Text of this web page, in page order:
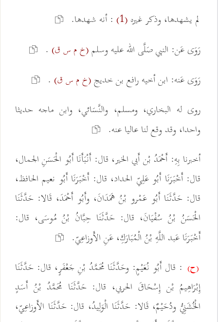
لم يشهدها، وذكر غيره(1)
: أنه شهدها.
رَوَى عَن: النبي صَلَّى الله عليه وسلم(خ م س ق) .
رَوَى عَنه: ابن أخيه رافع بن خديج(خ م س ق) .
روى له البخاري، ومسلم، والنَّسَائي، وابن ماجه حديثا
واحدا، وقد وقع لنا عاليا عنه.
أخبرنا بِهِ: أَحْمَدُ بْن أَبي الخير، قال: أَنْبَأَنَا أَبُو الْحَسَنِ الجمال،
قال: أَخْبَرَنَا أَبُو عَلِيّ الحداد، قال: أَخْبَرَنَا أَبُو نعيم الحافظ،
قال: حَدَّثَنَا أَبُو عَمْرو بْنُ هَمَدَانَ، وأَبُو أَحْمَدَ، قَالا: حَدَّثَنَا
الْحَسَنُ بْنُ سُفْيَانَ، قال: حَدَّثَنَا حِبَّانُ بْنُ مُوسَى، قال:
أَخْبَرَنَا عَبد اللَّهِ بْنُ الْمُبَارَكِ، عَنِ الأَوزاعِيّ.
(ح) : قال أَبُو نُعَيْمٍ: وحَدَّثَنَا مُحَمَّدُ بْنِ جَعْفَرٍ، قال: حَدَّثَنَا
إِبْرَاهِيمُ بْن إِسْحَاقَ الحربي، قال: حَدَّثَنَا مُحَمَّدُ بْنُ أَسَدٍ
الْخُشَنِيُّ ودُحَيْمٌ، قَالا: حَدَّثَنَا الْوَلِيدُ، قال: حَدَّثَنَا الأَوزاعِيّ،